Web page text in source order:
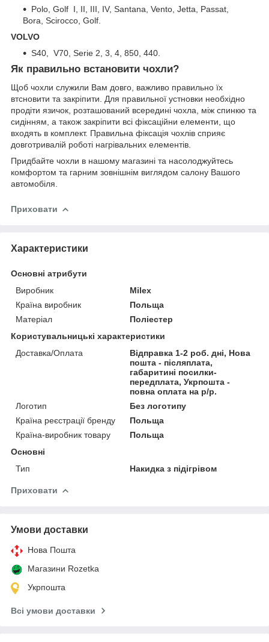
Polo, Golf I, II, III, IV, Santana, Vento, Jetta, Passat,
Bora, Scirocco, Golf.
VOLVO
S40, V70, Serie 2, 3, 4, 850, 440.
Як правильно встановити чохли?
Щоб чохли служили Вам довго, важливо правильно їх
втсновити та закріпити. Для правильної устновки необхідно
продіти язичок, розташований всередині чохла, між спинкю та
сидінням, а також закріпити всі фіксаційни елементи, що
входять в комплект. Правильна фіксація чохлів сприяє
довготривалій роботі нагрівальних елементів.
Придбайте чохли в нашому магазині та насолоджуйтесь
комфортом та гарним зовнішнім виглядом салону Вашого
автомобіля.
Приховати
Характеристики
Основні атрибути
Виробник
Milex
Країна виробник
Польща
Матеріал
Поліестер
Користувальницькі характеристики
Доставка/Оплата
Відправка 1-2 роб. дні, Нова
пошта - післяплата,
габаритині посилки-
передплата, Укрпошта -
повна оплата на р/р.
Логотип
Без логотипу
Країна реєстрації бренду
Польща
Країна-виробник товару
Польща
Основні
Тип
Накидка з підігрівом
Приховати
Умови доставки
Нова Пошта
Магазини Rozetka
Укрпошта
Всі умови доставки